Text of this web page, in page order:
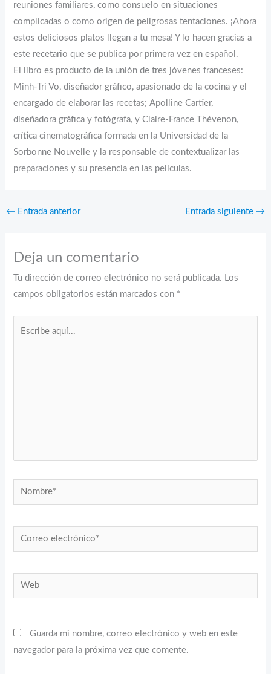
reuniones familiares, como consuelo en situaciones
complicadas o como origen de peligrosas tentaciones. ¡Ahora
estos deliciosos platos llegan a tu mesa! Y lo hacen gracias a
este recetario que se publica por primera vez en español.
El libro es producto de la unión de tres jóvenes franceses:
Minh-Tri Vo, diseñador gráfico, apasionado de la cocina y el
encargado de elaborar las recetas; Apolline Cartier,
diseñadora gráfica y fotógrafa, y Claire-France Thévenon,
crítica cinematográfica formada en la Universidad de la
Sorbonne Nouvelle y la responsable de contextualizar las
preparaciones y su presencia en las películas.
← Entrada anterior Entrada siguiente →
Deja un comentario
Tu dirección de correo electrónico no será publicada. Los
campos obligatorios están marcados con *
Nombre*
Correo
electrónico*
Web
Guarda mi nombre, correo electrónico y web en este
navegador para la próxima vez que comente.